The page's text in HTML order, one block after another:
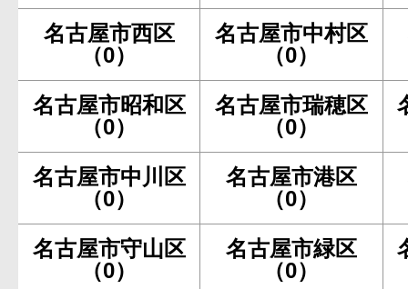
名古屋市西区
（0）
名古屋市中村区
（0）
名古屋市昭和区
（0）
名古屋市瑞穂区
（0）
名古屋市中川区
（0）
名古屋市港区
（0）
名古屋市守山区
（0）
名古屋市緑区
（0）